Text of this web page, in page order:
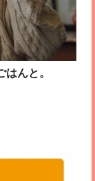
ーヒー
ラグジュアリー空間であな…
からスマイ
市
金沢
誇りに｡そんな瞬間を味わいませんか？･･･
んと。